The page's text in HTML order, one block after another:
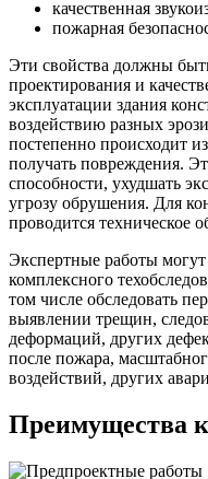
качественная
пожарная
Эти свойства должны
проектирования и
эксплуатации здания
воздействию разных
постепенно происходит
получать повреждения.
способности, ухудшать
угрозу обрушения. Для
проводится техническое
Экспертные работы
комплексного
том числе обследовать
выявлении трещин,
деформаций, других
после пожара,
воздействий, других
Преимущества